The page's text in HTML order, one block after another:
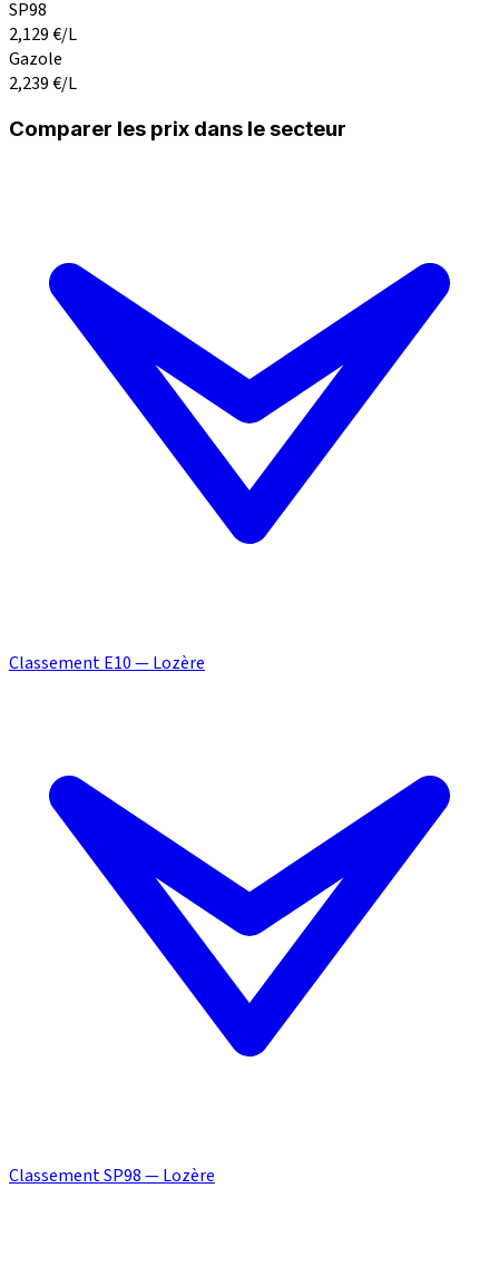
SP98
2,129€/L
Gazole
2,239€/L
Comparer les prix dans le secteur
Classement E10 — Lozère
Classement SP98 — Lozère